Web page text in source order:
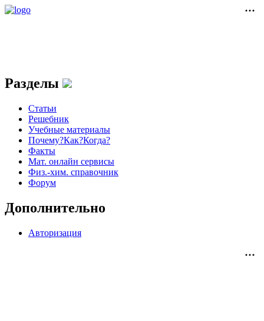
Разделы
Статьи
Решебник
Учебные материалы
Почему?Как?Когда?
Факты
Мат. онлайн сервисы
Физ.-хим. справочник
Форум
Дополнительно
Авторизация